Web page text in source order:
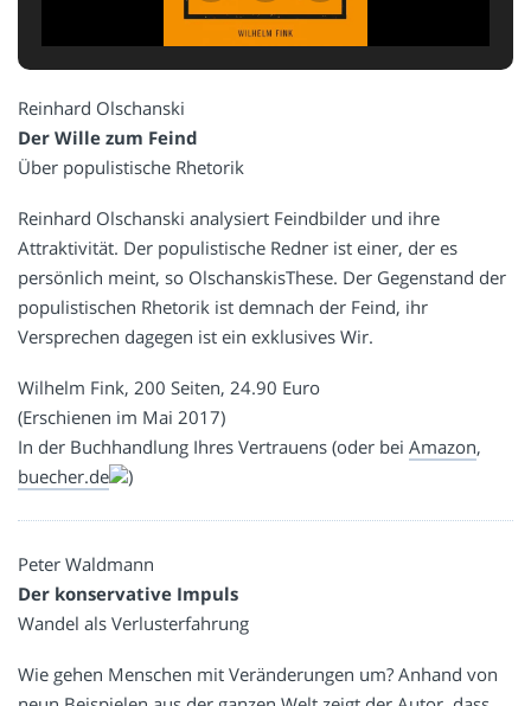
Reinhard Olschanski
Der Wille zum Feind
Über populistische Rhetorik
Reinhard Olschanski analysiert Feindbilder und ihre
Attraktivität. Der populistische Redner ist einer, der es
persönlich meint, so OlschanskisThese. Der Gegenstand der
populistischen Rhetorik ist demnach der Feind, ihr
Versprechen dagegen ist ein exklusives Wir.
Wilhelm Fink, 200 Seiten, 24.90 Euro
(Erschienen im Mai 2017)
In der Buchhandlung Ihres Vertrauens (oder bei Amazon,
buecher.de
)
Peter Waldmann
Der konservative Impuls
Wandel als Verlusterfahrung
Wie gehen Menschen mit Veränderungen um? Anhand von